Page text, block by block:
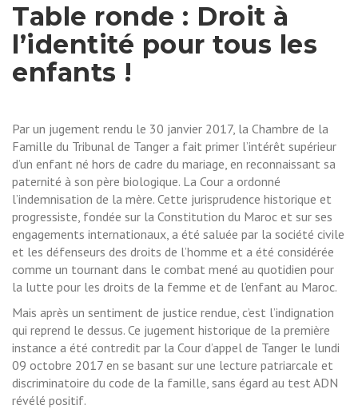
Table ronde : Droit à
l’identité pour tous les
enfants !
Par un jugement rendu le 30 janvier 2017, la Chambre de la
Famille du Tribunal de Tanger a fait primer l’intérêt supérieur
d’un enfant né hors de cadre du mariage, en reconnaissant sa
paternité à son père biologique. La Cour a ordonné
l’indemnisation de la mère. Cette jurisprudence historique et
progressiste, fondée sur la Constitution du Maroc et sur ses
engagements internationaux, a été saluée par la société civile
et les défenseurs des droits de l’homme et a été considérée
comme un tournant dans le combat mené au quotidien pour
la lutte pour les droits de la femme et de l’enfant au Maroc.
Mais après un sentiment de justice rendue, c’est l’indignation
qui reprend le dessus. Ce jugement historique de la première
instance a été contredit par la Cour d’appel de Tanger le lundi
09 octobre 2017 en se basant sur une lecture patriarcale et
discriminatoire du code de la famille, sans égard au test ADN
révélé positif.